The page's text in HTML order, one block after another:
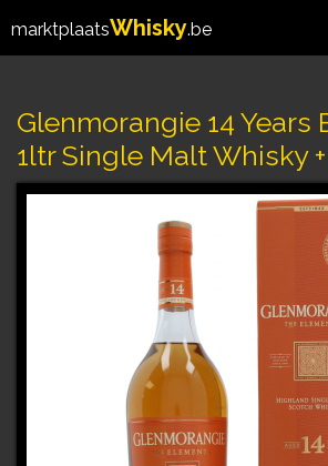
marktplaatsWhisky.be
Glenmorangie 14 Years
1ltr Single Malt Whisky